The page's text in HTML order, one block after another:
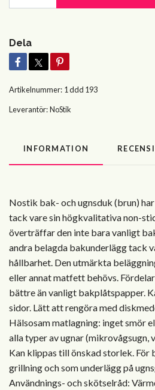
Dela
Artikelnummer: 1 ddd 193
Leverantör:NoStik
INFORMATION
Nostik bak- och ugnsduk (brun)
tack vare sin högkvalitativa non-
överträffar den inte bara vanligt
andra belagda bakunderlägg tack
hållbarhet. Den utmärkta
eller annat matfett behövs.
bättre än vanligt bakplåtspapper.
sidor. Lätt att rengöra med
Hälsosam matlagning: inget smör
alla typer av ugnar (mikrovågsugn,
Kan klippas till önskad storlek. För
grillning och som underlägg på
Användnings- och skötselråd: